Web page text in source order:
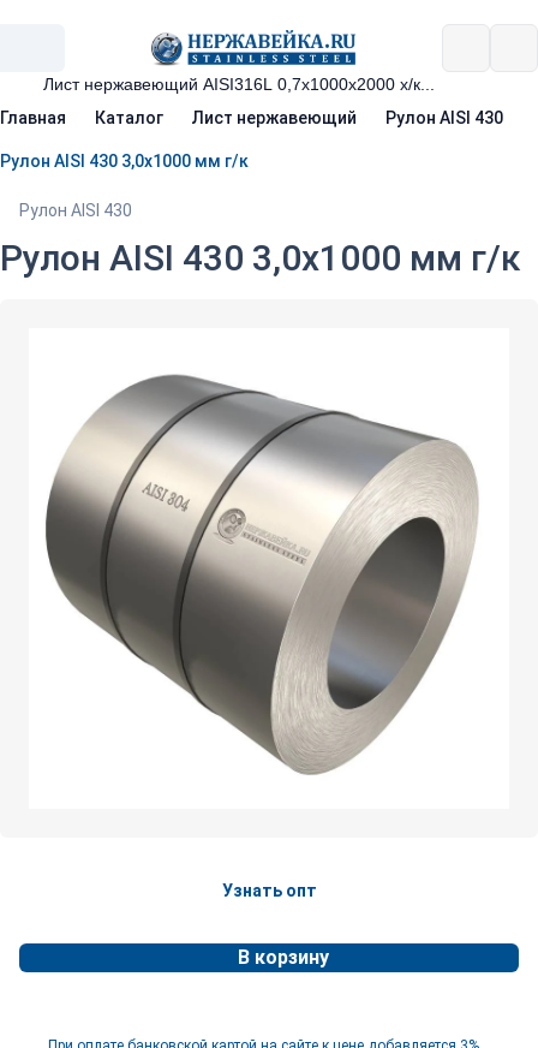
Главная Каталог Лист нержавеющий Рулон AISI 430
Рулон AISI 430 3,0х1000 мм г/к
Рулон AISI 430
Рулон AISI 430 3,0х1000 мм г/к
Узнать опт
В корзину